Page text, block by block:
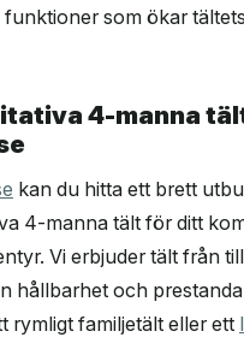
funktioner som ökar
4-manna
kan du hitta ett brett
4-manna tält för ditt
Vi erbjuder tält från
hållbarhet och
rymligt familjetält eller ett